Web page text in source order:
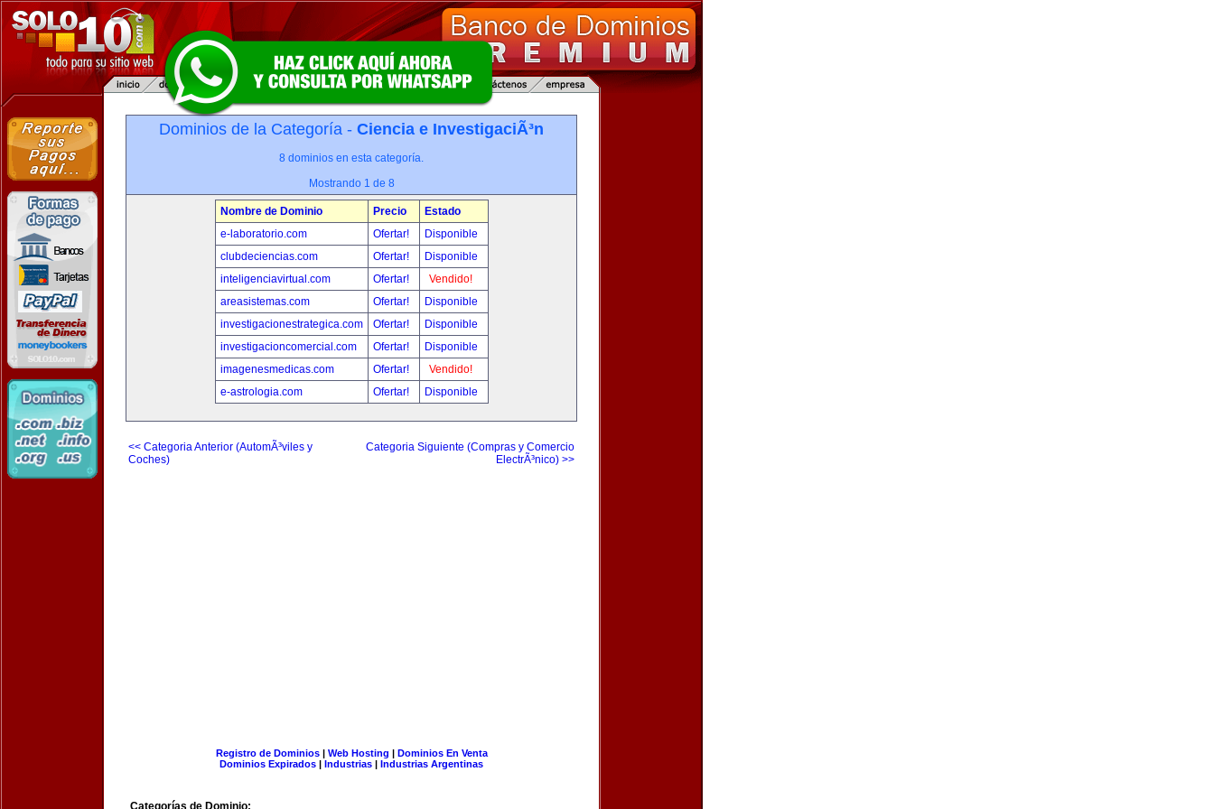
Dominios de la Categoría - Ciencia e InvestigaciÃ³n
8 dominios en esta categoría.
Mostrando 1 de 8
Nombre de Dominio Precio
Estado
e-laboratorio.com
Ofertar!
Disponible
clubdeciencias.com
Ofertar!
Disponible
inteligenciavirtual.com
Ofertar!
Vendido!
areasistemas.com
Ofertar!
Disponible
investigacionestrategica.com
Ofertar!
Disponible
investigacioncomercial.com
Ofertar!
Disponible
imagenesmedicas.com
Ofertar!
Vendido!
e-astrologia.com
Ofertar! Disponible
<< Categoria Anterior (AutomÃ³viles y
Coches)
Categoria Siguiente (Compras y Comercio
ElectrÃ³nico) >>
Registro de Dominios| Web Hosting | Dominios En Venta
Dominios Expirados | Industrias | Industrias Argentinas
Categorías de Dominio: